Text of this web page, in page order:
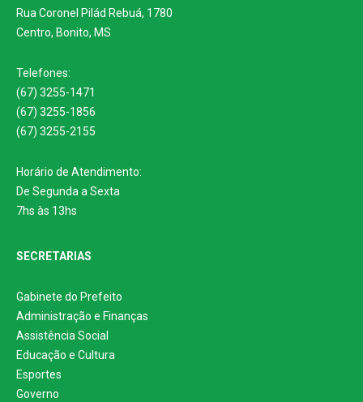
Rua Coronel Pilád Rebuá, 1780
Centro, Bonito, MS
Telefones:
(67) 3255-1471
(67) 3255-1856
(67) 3255-2155
Horário de Atendimento:
De Segunda a Sexta
7hs às 13hs
SECRETARIAS
Gabinete do Prefeito
Administração e Finanças
Assistência Social
Educação e Cultura
Esportes
Governo